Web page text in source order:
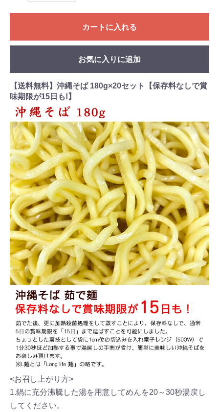
【送料無料】沖縄そば 180g×20セット【保存料なしで賞
味期限が15日も!】
<お召し上がり方>
1.鍋に充分沸騰した湯を用意してめんを20～30秒湯戻し
してください。
カートに入れる
お気に入りに追加